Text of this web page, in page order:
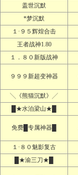
盖世沉默
*梦沉默
１·９５辉煌合击
王者战神1.80
１．８０新版战神
９９９新超变神器
╲《熊猫沉默》╱
█★水泊梁山★█
免费█专属神器█
１·８０魅影复古
█★渝三刀★█